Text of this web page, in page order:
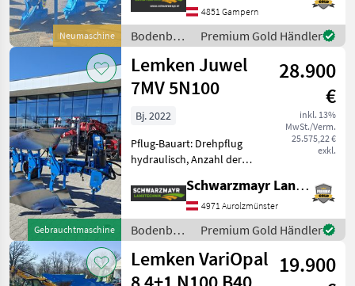
Neumaschine
Stützrad Nr. 70751
Symbolfotos Volldrehpflug
5-scharig - mit hydr.
Schnittbreite
4851 Gampern
Bodenbearbeitung
/ Lemken
Premium Gold Händler
Gebrauchtmaschine
Lemken Juwel
7MV 5N100
28.900
€
inkl. 13%
MwSt./Verm.
25.575,22 €
exkl.
Bj. 2022
Pflug-Bauart: Drehpflug
hydraulisch, Anzahl der
Maiseinleger, Scheibensech,
Schnittbreitenverstellung,
Stützrad, Vorschäler EDV:
56155 V
Schwarzmayr Landtechnik GmbH - Aurolzmünster
4971 Aurolzmünster
Bodenbearbeitung
/ Lemken
Premium Gold Händler
Lemken VariOpal 19.900